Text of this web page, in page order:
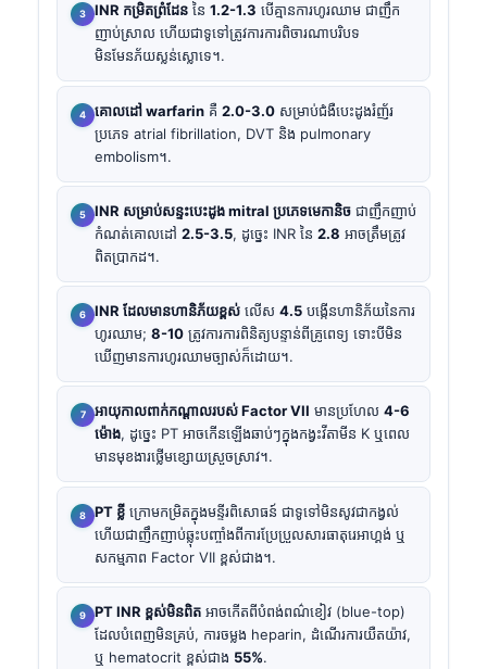
INR កម្រិតព្រំដែន នៃ 1.2-1.3 បើគ្មានការហូរឈាម ជាញឹក
ញាប់ស្រាល ហើយជាទូទៅត្រូវការការពិចារណាបរិបទ
មិនមែនភ័យស្លន់ស្លោទេ។.
គោលដៅ warfarin គឺ 2.0-3.0 សម្រាប់ជំងឺបេះដូងរំញ័រ
ប្រភេទ atrial fibrillation, DVT និង pulmonary
embolism។.
INR សម្រាប់សន្ទះបេះដូង mitral ប្រភេទមេកានិច ជាញឹកញាប់
កំណត់គោលដៅ 2.5-3.5, ដូច្នេះ INR នៃ 2.8 អាចត្រឹមត្រូវ
ពិតប្រាកដ។.
INR ដែលមានហានិភ័យខ្ពស់ លើស 4.5 បង្កើនហានិភ័យនៃការ
ហូរឈាម; 8-10 ត្រូវការការពិនិត្យបន្ទាន់ពីគ្រូពេទ្យ ទោះបីមិន
ឃើញមានការហូរឈាមច្បាស់ក៏ដោយ។.
អាយុកាលពាក់កណ្តាលរបស់ Factor VII មានប្រហែល 4-6
ម៉ោង, ដូច្នេះ PT អាចកើនឡើងឆាប់ៗក្នុងកង្វះវីតាមីន K ឬពេល
មានមុខងារថ្លើមខ្សោយស្រួចស្រាវ។.
PT ខ្លី ក្រោមកម្រិតក្នុងមន្ទីរពិសោធន៍ ជាទូទៅមិនសូវជាកង្វល់
ហើយជាញឹកញាប់ឆ្លុះបញ្ចាំងពីការប្រែប្រួលសារធាតុរេអាហ្គង់ ឬ
សកម្មភាព Factor VII ខ្ពស់ជាង។.
PT INR ខ្ពស់មិនពិត អាចកើតពីបំពង់ពណ៌ខៀវ (blue-top)
ដែលបំពេញមិនគ្រប់, ការចម្លង heparin, ដំណើរការយឺតយ៉ាវ,
ឬ hematocrit ខ្ពស់ជាង 55%.